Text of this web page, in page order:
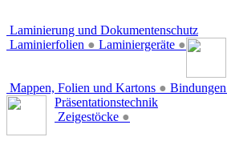
Laminierung und Dokumentenschutz
Laminierfolien ● Laminiergeräte ●
Mappen, Folien und Kartons ● Bindungen
Präsentationstechnik
Zeigestöcke ●